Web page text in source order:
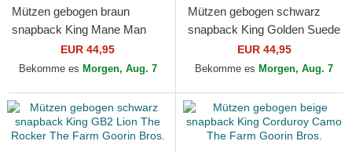
Mützen gebogen braun
snapback King Mane Man
The Farm Goorin Bros.
EUR 44,95
Bekomme es Morgen, Aug. 7
Mützen gebogen schwarz
snapback King Golden Suede
The Farm Goorin Bros.
EUR 44,95
Bekomme es Morgen, Aug. 7